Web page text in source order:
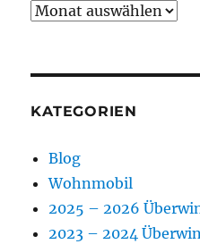
Archiv
KATEGORIEN
Blog
Wohnmobil
2025 – 2026
2023 – 2024